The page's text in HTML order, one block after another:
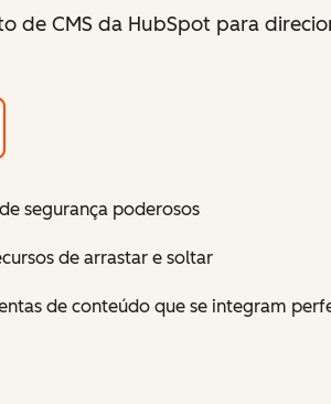
de CMS da HubSpot para
segurança poderosos
de arrastar e soltar
de conteúdo que se integram